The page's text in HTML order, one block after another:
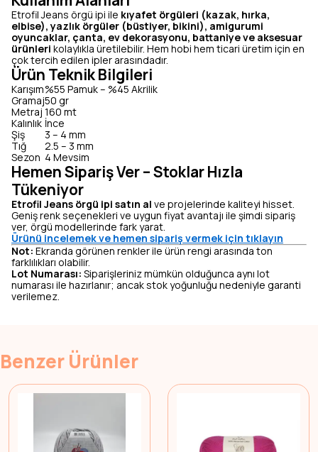
Etrofil Jeans örgü ipi ile kıyafet örgüleri (kazak, hırka,
elbise), yazlık örgüler (büstiyer, bikini), amigurumi
oyuncaklar, çanta, ev dekorasyonu, battaniye ve aksesuar
ürünleri kolaylıkla üretilebilir. Hem hobi hem ticari üretim için en
çok tercih edilen ipler arasındadır.
Ürün Teknik Bilgileri
Karışım%55 Pamuk – %45 Akrilik
Gramaj50 gr
Metraj 160 mt
Kalınlık İnce
Şiş
3 – 4 mm
Tığ
2.5 – 3 mm
Sezon 4 Mevsim
Hemen Sipariş Ver – Stoklar Hızla
Tükeniyor
Etrofil Jeans örgü ipi satın al ve projelerinde kaliteyi hisset.
Geniş renk seçenekleri ve uygun fiyat avantajı ile şimdi sipariş
ver, örgü modellerinde fark yarat.
Ürünü incelemek ve hemen sipariş vermek için tıklayın
Not: Ekranda görünen renkler ile ürün rengi arasında ton
farklılıkları olabilir.
Lot Numarası: Siparişleriniz mümkün olduğunca aynı lot
numarası ile hazırlanır; ancak stok yoğunluğu nedeniyle garanti
verilemez.
Benzer Ürünler